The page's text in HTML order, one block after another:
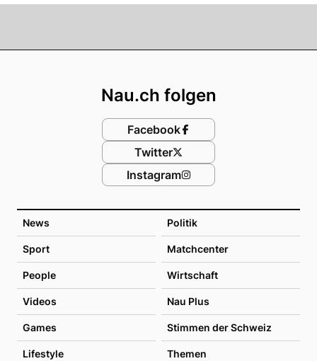
News Politik
Sport Matchcenter
People Wirtschaft
Videos Nau Plus
Games Stimmen der Schweiz
Lifestyle Themen
Nau.ch folgen
Facebook
Twitter
Instagram